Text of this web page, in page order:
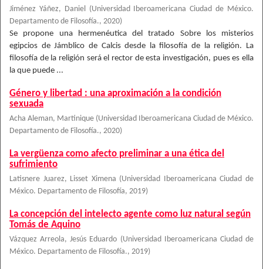
Jiménez Yáñez, Daniel (Universidad Iberoamericana Ciudad de México.
Departamento de Filosofía., 2020)
Se propone una hermenéutica del tratado Sobre los misterios
egipcios de Jámblico de Calcis desde la filosofía de la religión. La
filosofía de la religión será el rector de esta investigación, pues es ella
la que puede ...
Género y libertad : una aproximación a la condición
sexuada
Acha Aleman, Martinique (Universidad Iberoamericana Ciudad de México.
Departamento de Filosofía., 2020)
La vergüenza como afecto preliminar a una ética del
sufrimiento
Latisnere Juarez, Lisset Ximena (Universidad Iberoamericana Ciudad de
México. Departamento de Filosofía, 2019)
La concepción del intelecto agente como luz natural según
Tomás de Aquino
Vázquez Arreola, Jesús Eduardo (Universidad Iberoamericana Ciudad de
México. Departamento de Filosofía., 2019)